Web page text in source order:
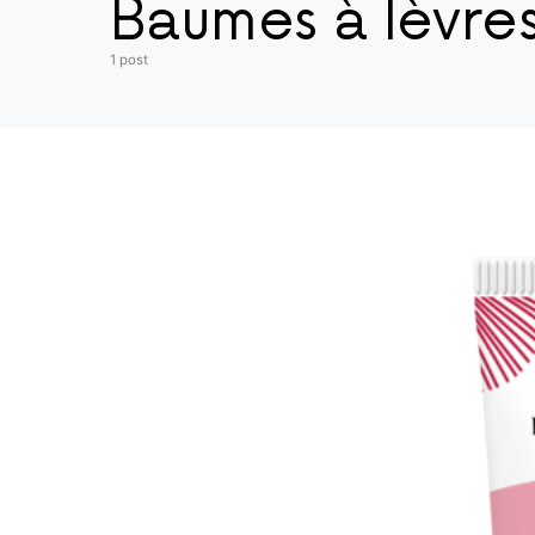
Baumes à
1 post